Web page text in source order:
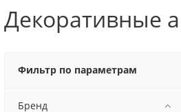
Декоративные
Фильтр по параметрам
Бренд